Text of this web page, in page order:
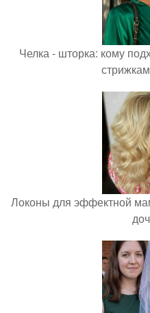
Челка - шторка: кому
Локоны для эффектной